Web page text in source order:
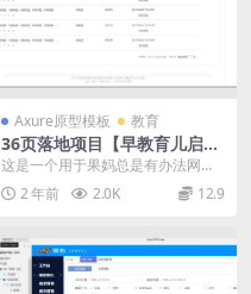
Axure原型模板 教育
36页落地项目【早教育儿启蒙
官网】产品原型axure rp源文
件下载_Axurehub原型资源网
这是一个用于果妈总是有办法网站
的axure原型文件，共包含36个页
面目录。 目录...
2 年前 2.0K 12.9